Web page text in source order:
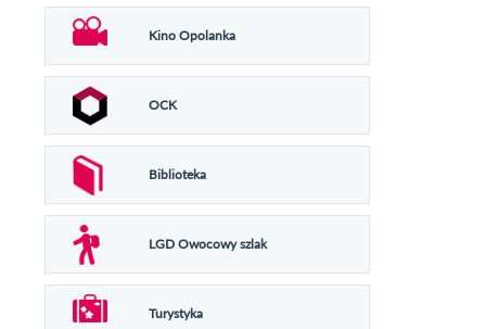
Kino Opolanka
OCK
Biblioteka
LGD Owocowy szlak
Turystyka